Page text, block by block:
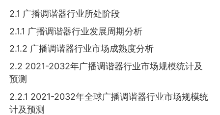
2.1 广播调谐器行业所处阶段
2.1.1 广播调谐器行业发展周期分析
2.1.2 广播调谐器行业市场成熟度分析
2.2 2021-2032年广播调谐器行业市场规模统计及
预测
2.2.1 2021-2032年全球广播调谐器行业市场规模统
计及预测